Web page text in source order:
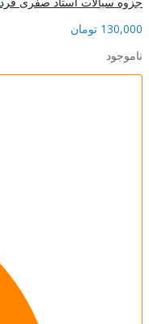
130,000 تومان
ناموجود